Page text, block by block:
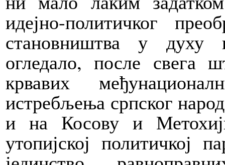
идејно-политичког
становништва у духу
огледало, после свега
крвавих
истребљења српског
и на Косову и
утопијској